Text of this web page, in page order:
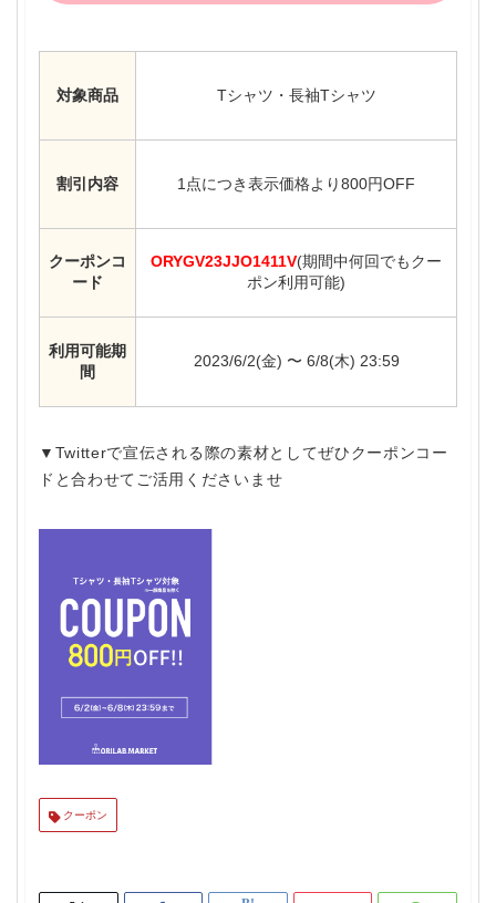
対象商品 Tシャツ・長袖Tシャツ
割引内容 1点につき表示価格より800円OFF
クーポンコ
ード
ORYGV23JJO1411V(期間中何回でもクー
ポン利用可能)
利用可能期
間
2023/6/2(金) 〜 6/8(木) 23:59
▼Twitterで宣伝される際の素材としてぜひクーポンコー
ドと合わせてご活用くださいませ
クーポン